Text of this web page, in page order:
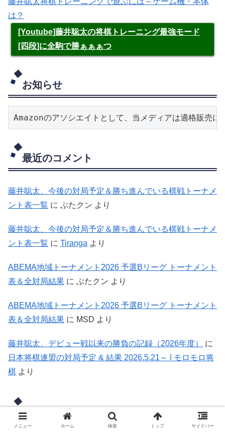
は？
[Youtube]藤井聡太の将棋トレーニング最強モード
[四段]に全駒で勝ぁぁぁつ
お知らせ
Amazonのアソシエイトとして、当メディアは適格販売に
最近のコメント
藤井聡太、今後の対局予定＆勝ち進んでいる棋戦トーナメ
ント表一覧 に ぶたクン より
藤井聡太、今後の対局予定＆勝ち進んでいる棋戦トーナメ
ント表一覧 に Tiranga より
ABEMA地域トーナメント2026 予選Bリーグ トーナメント
表＆全対局結果 に ぶたクン より
ABEMA地域トーナメント2026 予選Bリーグ トーナメント
表＆全対局結果 に MSD より
藤井聡太、デビュー戦以来の勝負の記録（2026年度）
に
日本将棋連盟の対局予定 & 結果 2026.5.21～ | モロモロ将
棋 より
藤井聡太グッズ
メニュー ホーム 検索 トップ サイドバー